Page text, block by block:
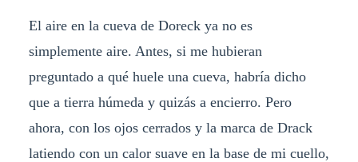
El aire en la cueva de Doreck ya no es
simplemente aire. Antes, si me hubieran
preguntado a qué huele una cueva, habría dicho
que a tierra húmeda y quizás a encierro. Pero
ahora, con los ojos cerrados y la marca de Drack
latiendo con un calor suave en la base de mi cuello,